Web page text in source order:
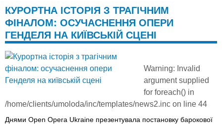
КУРОРТНА ІСТОРІЯ З ТРАГІЧНИМ
ФІНАЛОМ: ОСУЧАСНЕННЯ ОПЕРИ
ГЕНДЕЛЯ НА КИЇВСЬКІЙ СЦЕНІ
Warning: Invalid
argument supplied
for foreach() in
/home/clients/umoloda/inc/templates/news2.inc on line 44
Днями Open Opera Ukraine презентувала постановку барокової